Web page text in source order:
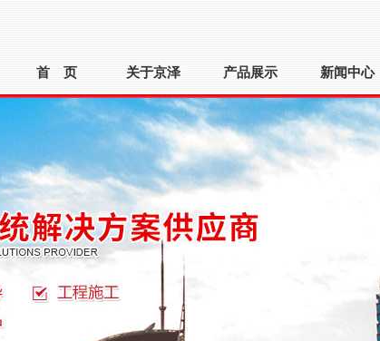
首 页 关于京泽 产品展示 新闻中心